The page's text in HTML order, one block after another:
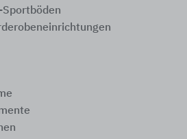
Sportböden